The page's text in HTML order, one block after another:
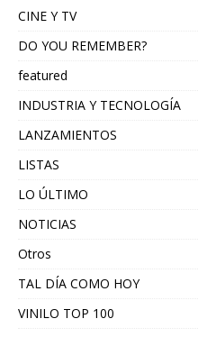
CINE Y TV
DO YOU REMEMBER?
featured
INDUSTRIA Y TECNOLOGÍA
LANZAMIENTOS
LISTAS
LO ÚLTIMO
NOTICIAS
Otros
TAL DÍA COMO HOY
VINILO TOP 100